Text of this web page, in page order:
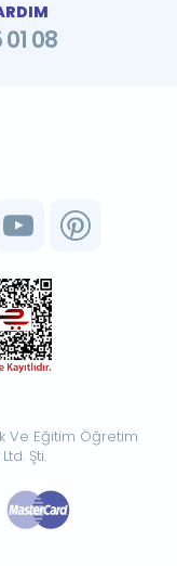
08
Ve Eğitim Öğretim
Şti.